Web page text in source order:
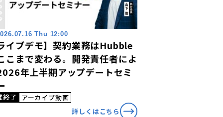
Thu 12:00
イブデモ】契約業務はHubble
こまで変わる。開発責任者によ
年上半期アップデートセミ
終了
アーカイブ動画
詳しくはこちら